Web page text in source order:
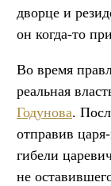
дворце и
он когда-то
Во время
реальная
Годунова.
отправив
гибели
не